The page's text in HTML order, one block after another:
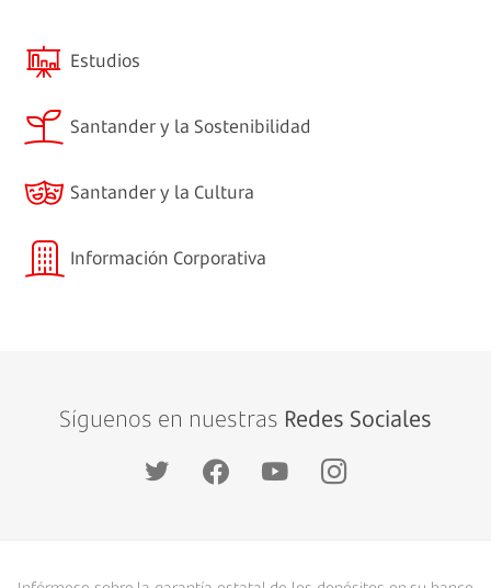
Estudios
Santander y la Sostenibilidad
Santander y la Cultura
Información Corporativa
Síguenos en nuestras Redes Sociales